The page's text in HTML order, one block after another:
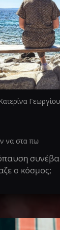
Κατερίνα Γεωργίου
να στα πω
ο κόσμος;